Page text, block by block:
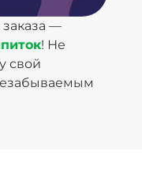
заказа —
! Не
свой